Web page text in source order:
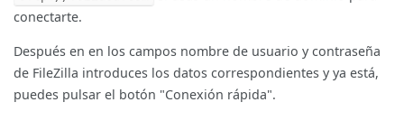
conectarte.
Después en en los campos nombre de usuario y contraseña
de FileZilla introduces los datos correspondientes y ya está,
puedes pulsar el botón "Conexión rápida".